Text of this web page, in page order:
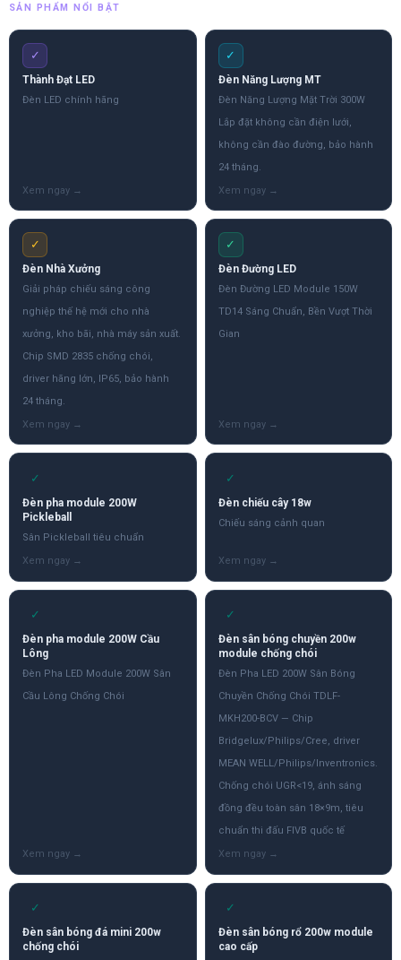
SẢN PHẨM NỔI BẬT
✓
Thành Đạt LED
Đèn LED chính hãng
✓
Đèn Năng Lượng MT
Đèn Năng Lượng Mặt Trời 300W
Lắp đặt không cần điện lưới,
không cần đào đường, bảo hành
24 tháng.
✓
Đèn Nhà Xưởng
Giải pháp chiếu sáng công
nghiệp thế hệ mới cho nhà
xưởng, kho bãi, nhà máy sản xuất.
Chip SMD 2835 chống chói,
driver hãng lớn, IP65, bảo hành
24 tháng.
✓
Đèn Đường LED
Đèn Đường LED Module 150W
TD14 Sáng Chuẩn, Bền Vượt Thời
Gian
✓
Đèn pha module 200W
Pickleball
Sân Pickleball tiêu chuẩn
✓
Đèn chiếu cây 18w
Chiếu sáng cảnh quan
✓
Đèn pha module 200W Cầu
Lông
Đèn Pha LED Module 200W Sân
Cầu Lông Chống Chói
✓
Đèn sân bóng chuyền 200w
module chống chói
Đèn Pha LED 200W Sân Bóng
Chuyền Chống Chói TDLF-
MKH200-BCV — Chip
Bridgelux/Philips/Cree, driver
MEAN WELL/Philips/Inventronics.
Chống chói UGR<19, ánh sáng
đồng đều toàn sân 18×9m, tiêu
chuẩn thi đấu FIVB quốc tế
✓
Đèn sân bóng đá mini 200w
chống chói
✓
Đèn sân bóng rổ 200w module
cao cấp